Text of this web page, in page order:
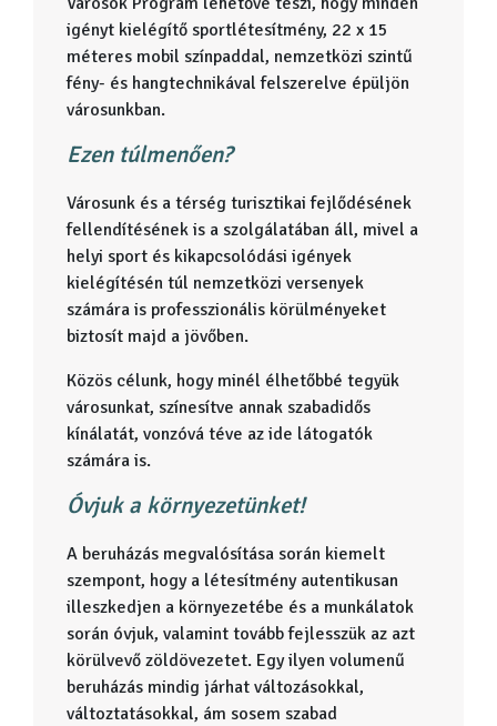
igényt kielégítő sportlétesítmény, 22 x 15
méteres mobil színpaddal, nemzetközi szintű
fény- és hangtechnikával felszerelve épüljön
városunkban.
Ezen túlmenően?
Városunk és a térség turisztikai fejlődésének
fellendítésének is a szolgálatában áll, mivel a
helyi sport és kikapcsolódási igények
kielégítésén túl nemzetközi versenyek
számára is professzionális körülményeket
biztosít majd a jövőben.
Közös célunk, hogy minél élhetőbbé tegyük
városunkat, színesítve annak szabadidős
kínálatát, vonzóvá téve az ide látogatók
számára is.
Óvjuk a környezetünket!
A beruházás megvalósítása során kiemelt
szempont, hogy a létesítmény autentikusan
illeszkedjen a környezetébe és a munkálatok
során óvjuk, valamint tovább fejlesszük az azt
körülvevő zöldövezetet. Egy ilyen volumenű
beruházás mindig járhat változásokkal,
változtatásokkal, ám sosem szabad